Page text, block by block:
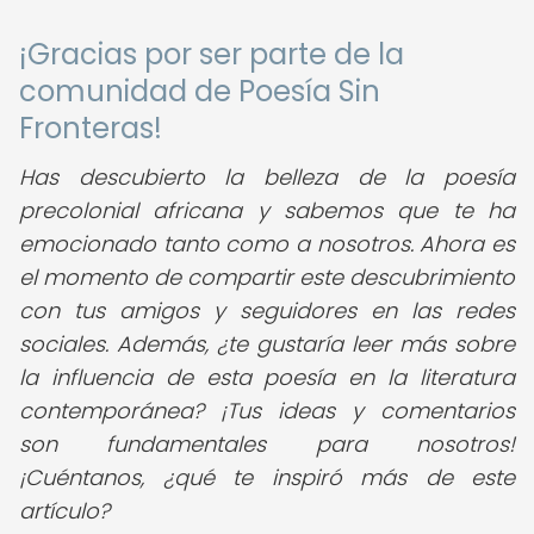
¡Gracias por ser parte de la
comunidad de Poesía Sin
Fronteras!
Has descubierto la belleza de la poesía
precolonial africana y sabemos que te ha
emocionado tanto como a nosotros. Ahora es
el momento de compartir este descubrimiento
con tus amigos y seguidores en las redes
sociales. Además, ¿te gustaría leer más sobre
la influencia de esta poesía en la literatura
contemporánea? ¡Tus ideas y comentarios
son fundamentales para nosotros!
¡Cuéntanos, ¿qué te inspiró más de este
artículo?